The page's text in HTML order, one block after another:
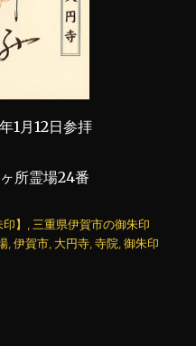
1月12日参拝
所霊場24番
】
三重県伊賀市の御朱印
,伊賀市 大円寺 ,寺院 ,御朱印